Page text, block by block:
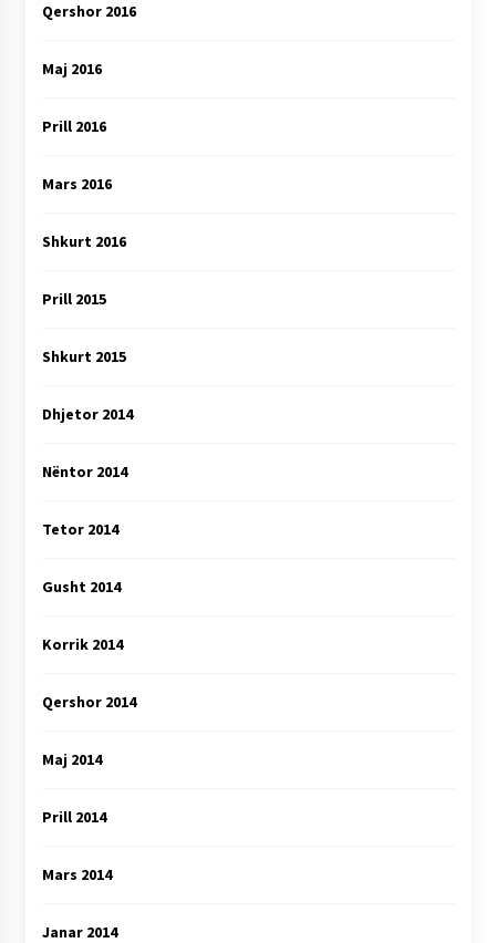
Qershor 2016
Maj 2016
Prill 2016
Mars 2016
Shkurt 2016
Prill 2015
Shkurt 2015
Dhjetor 2014
Nëntor 2014
Tetor 2014
Gusht 2014
Korrik 2014
Qershor 2014
Maj 2014
Prill 2014
Mars 2014
Janar 2014